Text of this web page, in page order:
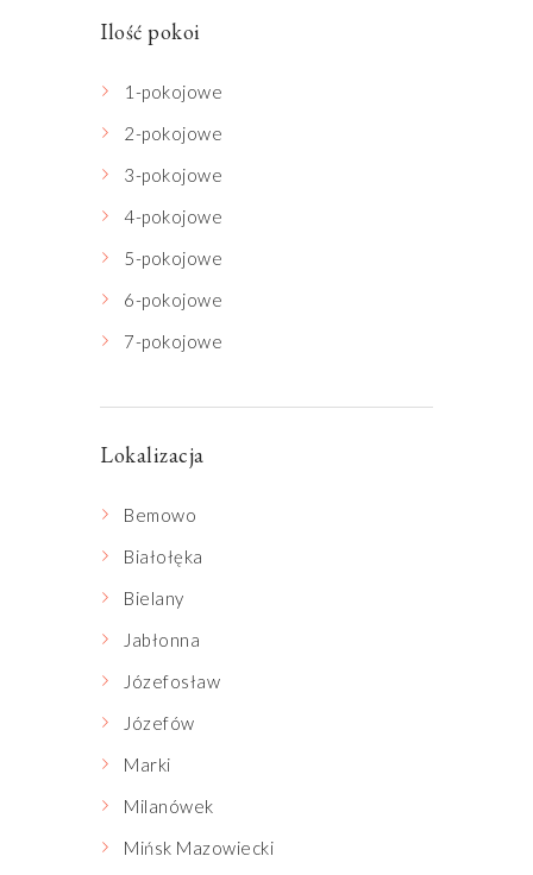
Ilość pokoi
1-pokojowe
2-pokojowe
3-pokojowe
4-pokojowe
5-pokojowe
6-pokojowe
7-pokojowe
Lokalizacja
Bemowo
Białołęka
Bielany
Jabłonna
Józefosław
Józefów
Marki
Milanówek
Mińsk Mazowiecki